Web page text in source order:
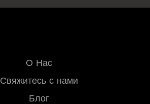
О Нас
Свяжитесь с нами
Блог